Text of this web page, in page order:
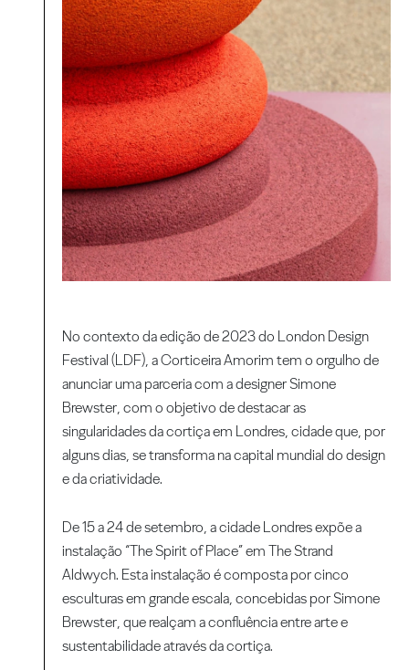
No contexto da edição de 2023 do London Design
Festival (LDF), a Corticeira Amorim tem o orgulho de
anunciar uma parceria com a designer Simone
Brewster, com o objetivo de destacar as
singularidades da cortiça em Londres, cidade que, por
alguns dias, se transforma na capital mundial do design
e da criatividade.
De 15 a 24 de setembro, a cidade Londres expõe a
instalação “The Spirit of Place” em The Strand
Aldwych. Esta instalação é composta por cinco
esculturas em grande escala, concebidas por Simone
Brewster, que realçam a confluência entre arte e
sustentabilidade através da cortiça.